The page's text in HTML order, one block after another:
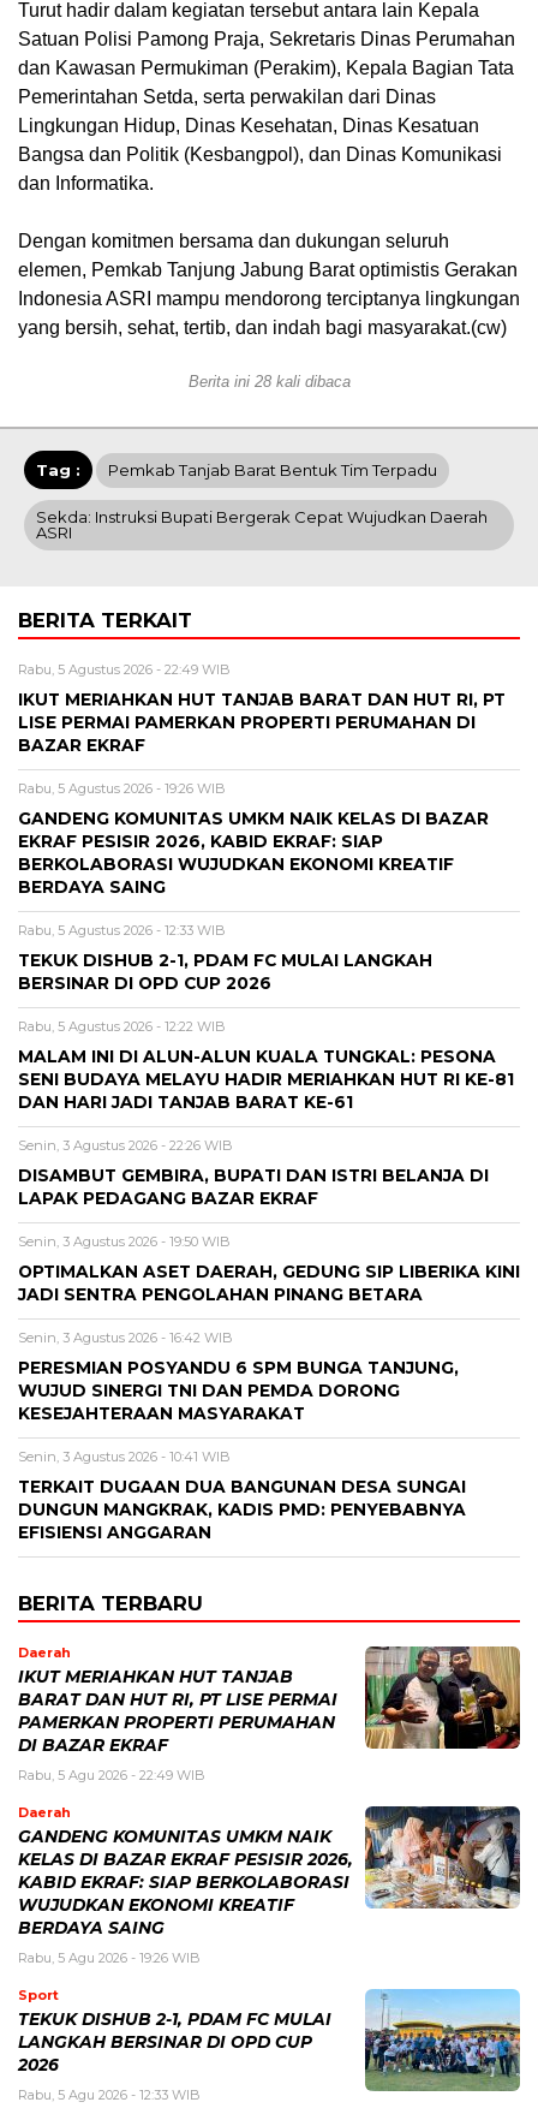
Turut hadir dalam kegiatan tersebut antara lain Kepala
Satuan Polisi Pamong Praja, Sekretaris Dinas Perumahan
dan Kawasan Permukiman (Perakim), Kepala Bagian Tata
Pemerintahan Setda, serta perwakilan dari Dinas
Lingkungan Hidup, Dinas Kesehatan, Dinas Kesatuan
Bangsa dan Politik (Kesbangpol), dan Dinas Komunikasi
dan Informatika.
Dengan komitmen bersama dan dukungan seluruh
elemen, Pemkab Tanjung Jabung Barat optimistis Gerakan
Indonesia ASRI mampu mendorong terciptanya lingkungan
yang bersih, sehat, tertib, dan indah bagi masyarakat.(cw)
Berita ini 28 kali dibaca
Tag : Pemkab Tanjab Barat Bentuk Tim Terpadu
Sekda: Instruksi Bupati Bergerak Cepat Wujudkan Daerah
ASRI
BERITA TERKAIT
Rabu, 5 Agustus 2026 - 22:49 WIB
IKUT MERIAHKAN HUT TANJAB BARAT DAN HUT RI, PT
LISE PERMAI PAMERKAN PROPERTI PERUMAHAN DI
BAZAR EKRAF
Rabu, 5 Agustus 2026 - 19:26 WIB
GANDENG KOMUNITAS UMKM NAIK KELAS DI BAZAR
EKRAF PESISIR 2026, KABID EKRAF: SIAP
BERKOLABORASI WUJUDKAN EKONOMI KREATIF
BERDAYA SAING
Rabu, 5 Agustus 2026 - 12:33 WIB
TEKUK DISHUB 2-1, PDAM FC MULAI LANGKAH
BERSINAR DI OPD CUP 2026
Rabu, 5 Agustus 2026 - 12:22 WIB
MALAM INI DI ALUN-ALUN KUALA TUNGKAL: PESONA
SENI BUDAYA MELAYU HADIR MERIAHKAN HUT RI KE-81
DAN HARI JADI TANJAB BARAT KE-61
Senin, 3 Agustus 2026 - 22:26 WIB
DISAMBUT GEMBIRA, BUPATI DAN ISTRI BELANJA DI
LAPAK PEDAGANG BAZAR EKRAF
Senin, 3 Agustus 2026 - 19:50 WIB
OPTIMALKAN ASET DAERAH, GEDUNG SIP LIBERIKA KINI
JADI SENTRA PENGOLAHAN PINANG BETARA
Senin, 3 Agustus 2026 - 16:42 WIB
PERESMIAN POSYANDU 6 SPM BUNGA TANJUNG,
WUJUD SINERGI TNI DAN PEMDA DORONG
KESEJAHTERAAN MASYARAKAT
Senin, 3 Agustus 2026 - 10:41 WIB
TERKAIT DUGAAN DUA BANGUNAN DESA SUNGAI
DUNGUN MANGKRAK, KADIS PMD: PENYEBABNYA
EFISIENSI ANGGARAN
BERITA TERBARU
Daerah
IKUT MERIAHKAN HUT TANJAB
BARAT DAN HUT RI, PT LISE PERMAI
PAMERKAN PROPERTI PERUMAHAN
DI BAZAR EKRAF
Rabu, 5 Agu 2026 - 22:49 WIB
Daerah
GANDENG KOMUNITAS UMKM NAIK
KELAS DI BAZAR EKRAF PESISIR 2026,
KABID EKRAF: SIAP BERKOLABORASI
WUJUDKAN EKONOMI KREATIF
BERDAYA SAING
Rabu, 5 Agu 2026 - 19:26 WIB
Sport
TEKUK DISHUB 2-1, PDAM FC MULAI
LANGKAH BERSINAR DI OPD CUP
2026
Rabu, 5 Agu 2026 - 12:33 WIB